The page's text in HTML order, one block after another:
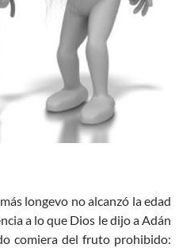
longevo no alcanzó la edad
a lo que Dios le dijo a Adán
comiera del fruto prohibido: